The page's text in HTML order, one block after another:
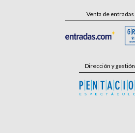
Venta de entradas
Dirección y gestión